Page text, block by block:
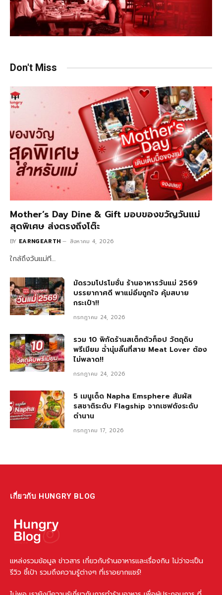
Don't Miss
Mother’s Day Dine & Gift มอบของขวัญวันแม่
สุดพิเศษ ส่งตรงถึงโต๊ะ
BY EARNGEARTH สิงหาคม 4, 2026
ใกล้ถึงวันแม่ที…
มัดรวมโปรโมชั่น ร้านอาหารวันแม่ 2569
บรรยากาศดี พาแม่อิ่มถูกใจ คุ้มสบาย
กระเป๋า!!
กรกฎาคม 24, 2026
รวม 10 พิกัดร้านสเต็กตัวท็อป วัตถุดิบ
พรีเมียม ฉ่ำนุ่มลิ้นที่สาย Meat Lover ต้อง
ไม่พลาด!!
กรกฎาคม 24, 2026
5 เมนูเด็ด Napha Emsphere สัมผัส
รสชาติระดับ Flagship จากเชฟดังระดับ
ตำนาน
กรกฎาคม 17, 2026
เกี่ยวกับ HUNGRY BLOG
แหล่งรวมข้อมูล ข่าวสาร เกี่ยวกับร้านอาหารและเรื่องกิน ไม่ว่าจะเป็น
รีวิว ชี้เป้า รวมถึงความรู้ต่างๆ ที่เราอยากแชร์!